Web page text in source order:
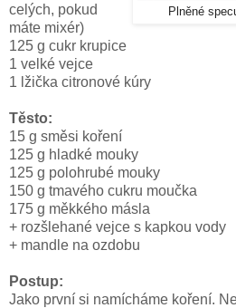
Plněné
celých, pokud
máte mixér)
125 g cukr krupice
1 velké vejce
1 lžička citronové kúry
Těsto:
15 g směsi koření
125 g hladké mouky
125 g polohrubé mouky
150 g tmavého cukru moučka
175 g měkkého másla
+ rozšlehané vejce s kapkou vody
+ mandle na ozdobu
Postup:
Jako první si namícháme koření.